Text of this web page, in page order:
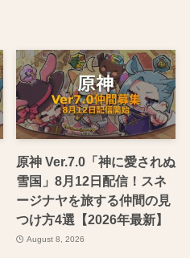
原神 Ver.7.0「神に愛されぬ
雪国」8月12日配信！スネ
ージナヤを旅する仲間の見
つけ方4選【2026年最新】
August 8, 2026